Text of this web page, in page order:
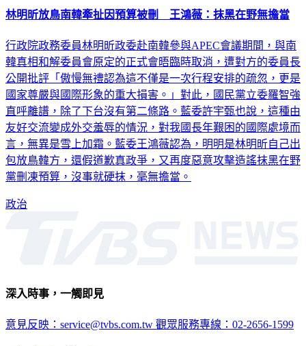
林明昕放鳥南韓牽扯因預算被刪 王鴻薇：抹黑在野無擔當
行政院政務委員林明昕政委赴南韓參與APEC會議期間，與南
韓真相和解委員會原定的正式會晤臨時取消，遭對方的委員長
公開批評「傲慢無禮認為這不僅是一次行程安排的疏忽，更是
國家尊嚴與國際形象的重大損害。」對此，國民黨立委羅智強
直呼離譜，除了下台沒有第二條路。藍委許宇甄也說，這種由
友好交流變成外交羞辱的情況，對我國長年艱困的國際處境而
言，無異是雪上加霜。藍委王鴻薇認為，明明是林明昕自己出
包放鳥韓方，還假道歉真政爭，又再度惡意攻擊造謠抹黑在野
黨刪凍預算，沒事就硬抹，毫無擔當。
政治
深入時事，一觸即見
意見反映：service@tvbs.com.tw 觀眾服務專線：02-2656-1599